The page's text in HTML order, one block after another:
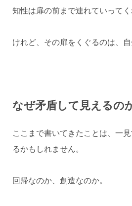
知性は扉の前まで連れていってく
けれど、その扉をくぐるのは、自
なぜ矛盾して見えるの
ここまで書いてきたことは、一
るかもしれません。
回帰なのか、創造なのか。